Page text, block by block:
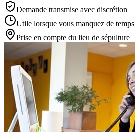
Demande transmise avec discrétion
Utile lorsque vous manquez de temps
Prise en compte du lieu de sépulture